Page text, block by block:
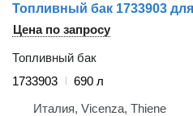
Топливный бак 1733903
Цена по запросу
Топливный бак
1733903
690 л
Италия, Vicenza, Thiene